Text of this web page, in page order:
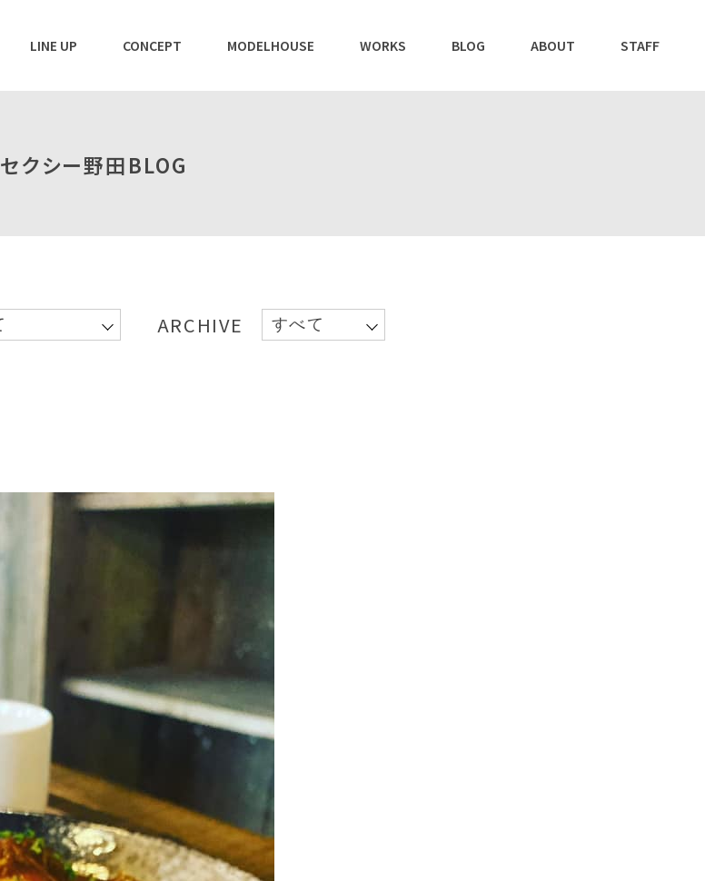
LINE UP CONCEPT MODELHOUSE WORKS BLOG ABOUT STAFF
セクシー野田BLOG
ARCHIVE